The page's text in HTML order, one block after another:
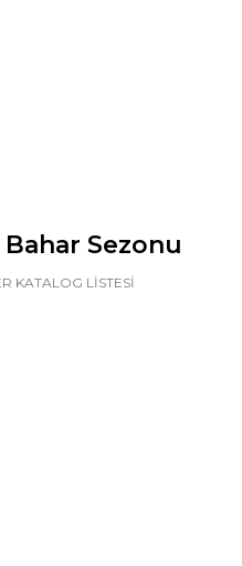
Bahar Sezonu
KATALOG LİSTESİ